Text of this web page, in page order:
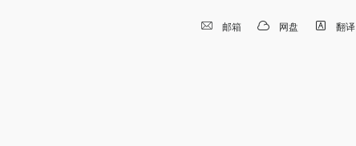
邮箱 网盘 翻译